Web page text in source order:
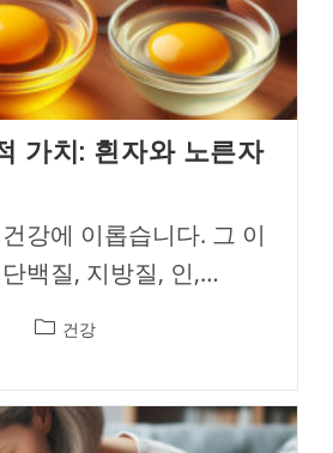
가치: 흰자와 노른자
강에 이롭습니다. 그 이
백질, 지방질, 인,…
Post건강